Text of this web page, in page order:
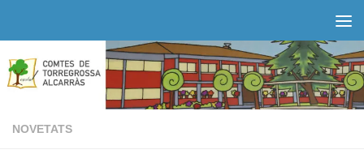
NOVETATS